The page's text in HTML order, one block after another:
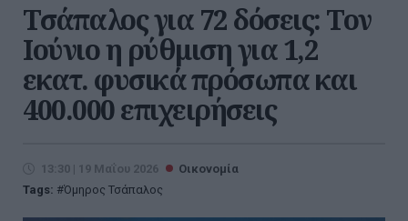
Τσάπαλος για 72 δόσεις: Τον
Ιούνιο η ρύθμιση για 1,2
εκατ. φυσικά πρόσωπα και
400.000 επιχειρήσεις
13:30 | 19 Μαΐου 2026
Οικονομία
Tags:
Όμηρος Τσάπαλος